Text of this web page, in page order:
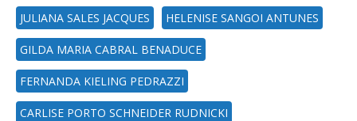
JULIANA SALES JACQUES HELENISE SANGOI ANTUNES
GILDA MARIA CABRAL BENADUCE
FERNANDA KIELING PEDRAZZI
CARLISE PORTO SCHNEIDER RUDNICKI